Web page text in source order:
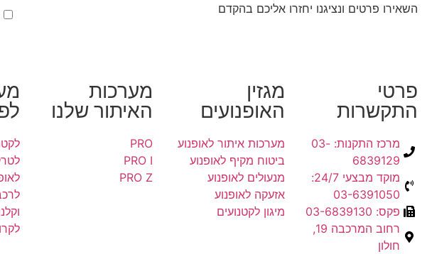
השאירו פרטים ונציגנו יחזרו אליכם בהקדם
פרטי
התקשרות
מרכז התקנות: 03-
6839129
מוקד מבצעי 24/7:
03-6391050
פקס: 03-6839130
רחוב המרכבה 19,
חולון
מגזין
האופנועים
מערכות איתור לאופנוע
ביטוח מקיף לאופנוע
מנעולים לאופנוע
אזעקה לאופנוע
מיגון לקטנועים
מערכות
האיתור שלנו
PRO
PRO I
PRO Z